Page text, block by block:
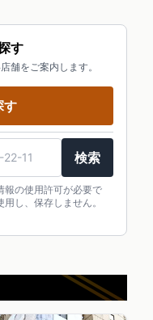
す
舗をご案内します。
す
検索
報の使用許可が必要で
し、保存しません。